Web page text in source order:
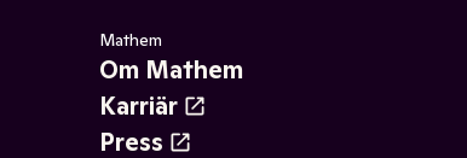
Mathem
Om Mathem
Karriär
Press